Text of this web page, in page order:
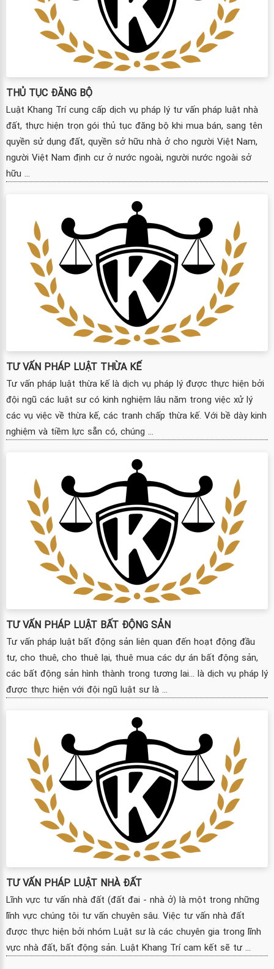
THỦ TỤC ĐĂNG BỘ
Luật Khang Trí cung cấp dịch vụ pháp lý tư vấn pháp luật nhà
đất, thực hiện trọn gói thủ tục đăng bộ khi mua bán, sang tên
quyền sử dụng đất, quyền sở hữu nhà ở cho người Việt Nam,
người Việt Nam định cư ở nước ngoài, người nước ngoài sở
hữu ...
TƯ VẤN PHÁP LUẬT THỪA KẾ
Tư vấn pháp luật thừa kế là dịch vụ pháp lý được thực hiện bởi
đội ngũ các luật sư có kinh nghiệm lâu năm trong việc xử lý
các vụ việc về thừa kế, các tranh chấp thừa kế. Với bề dày kinh
nghiệm và tiềm lực sẵn có, chúng ...
TƯ VẤN PHÁP LUẬT BẤT ĐỘNG SẢN
Tư vấn pháp luật bất động sản liên quan đến hoạt động đầu
tư, cho thuê, cho thuê lại, thuê mua các dự án bất động sản,
các bất động sản hình thành trong tương lai… là dịch vụ pháp lý
được thực hiện với đội ngũ luật sư là ...
TƯ VẤN PHÁP LUẬT NHÀ ĐẤT
Lĩnh vực tư vấn nhà đất (đất đai - nhà ở) là một trong những
lĩnh vực chúng tôi tư vấn chuyên sâu. Việc tư vấn nhà đất
được thực hiện bởi nhóm Luật sư là các chuyên gia trong lĩnh
vực nhà đất, bất động sản. Luật Khang Trí cam kết sẽ tư ...